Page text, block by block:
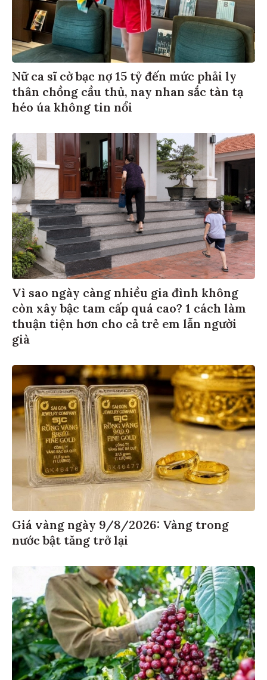
Nữ ca sĩ cờ bạc nợ 15 tỷ đến mức phải ly
thân chồng cầu thủ, nay nhan sắc tàn tạ
héo úa không tin nổi
Vì sao ngày càng nhiều gia đình không
còn xây bậc tam cấp quá cao? 1 cách làm
thuận tiện hơn cho cả trẻ em lẫn người
già
Giá vàng ngày 9/8/2026: Vàng trong
nước bật tăng trở lại